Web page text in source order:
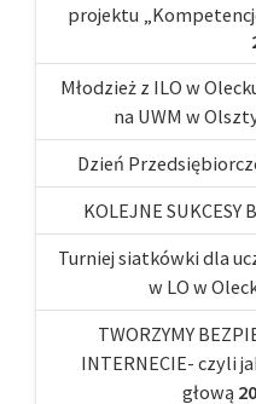
projektu
Młodzież z ILO w
na UWM w
Dzień
KOLEJNE SUKCESY
Turniej siatkówki dla
w LO w
TWORZYMY
INTERNECIE- czyli
głową